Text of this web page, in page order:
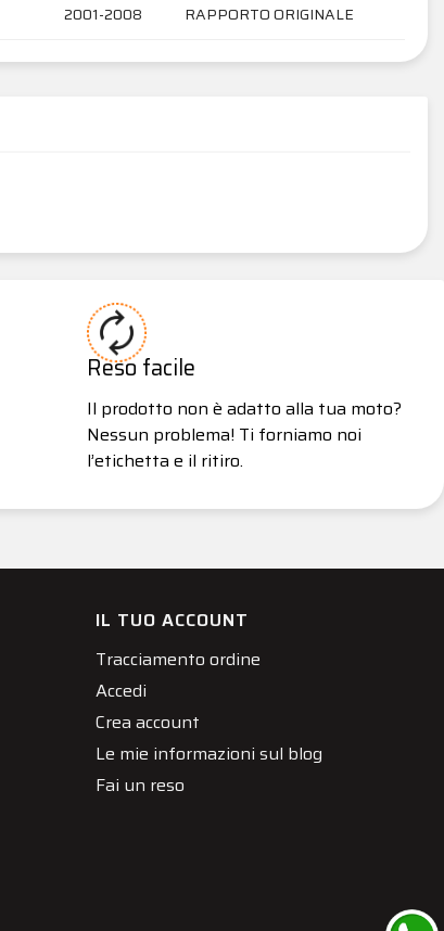
2001-2008 RAPPORTO ORIGINALE
Reso facile
Il prodotto non è adatto alla tua moto?
Nessun problema! Ti forniamo noi
l’etichetta e il ritiro.
IL TUO ACCOUNT
Tracciamento ordine
Accedi
Crea account
Le mie informazioni sul blog
Fai un reso